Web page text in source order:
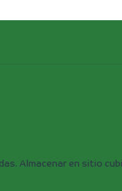
Almacenar en sitio